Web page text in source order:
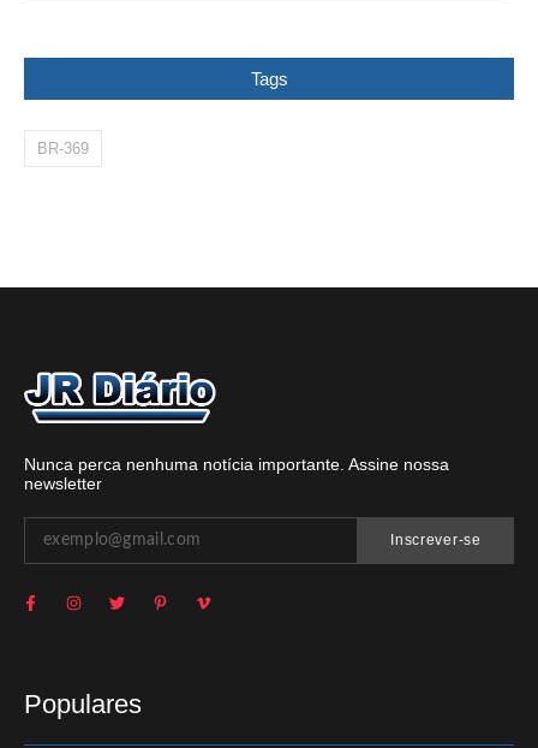
Tags
BR-369
Nunca perca nenhuma notícia importante. Assine nossa
newsletter
Inscrever-se
Populares